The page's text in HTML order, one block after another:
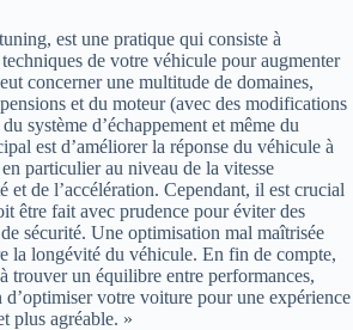
est une pratique qui consiste à
de votre véhicule pour augmenter
concerner une multitude de domaines,
et du moteur (avec des modifications
système d’échappement et même du
est d’améliorer la réponse du véhicule à
particulier au niveau de la vitesse
et de l’accélération. Cependant, il est crucial
être fait avec prudence pour éviter des
sécurité. Une optimisation mal maîtrisée
la longévité du véhicule. En fin de compte,
trouver un équilibre entre performances,
votre voiture pour une expérience
plus agréable. »